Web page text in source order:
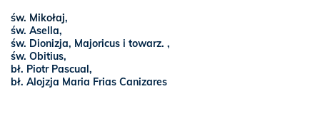
św. Mikołaj,
św. Asella,
św. Dionizja, Majoricus i towarz. ,
św. Obitius,
bł. Piotr Pascual,
bł. Alojzja Maria Frias Canizares